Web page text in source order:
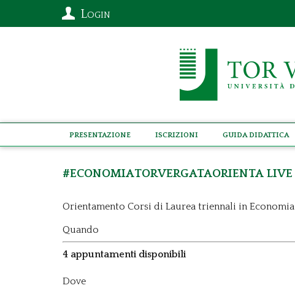
Login
Presentazione Iscrizioni Guida didattica
#EconomiaTorVergataOrienta
Orientamento Corsi di Laurea triennali in Economia
Quando
4 appuntamenti disponibili
Dove